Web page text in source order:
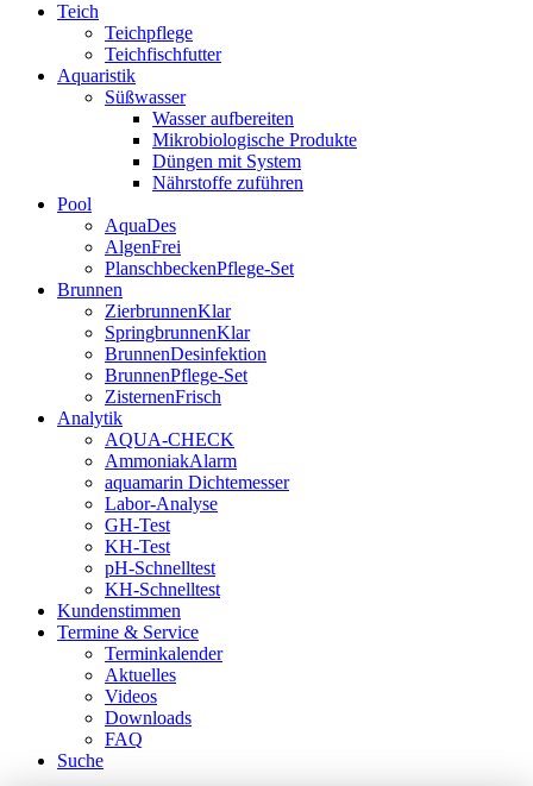
Teich
Teichpflege
Teichfischfutter
Aquaristik
Süßwasser
Wasser aufbereiten
Mikrobiologische Produkte
Düngen mit System
Nährstoffe zuführen
Pool
AquaDes
AlgenFrei
PlanschbeckenPflege-Set
Brunnen
ZierbrunnenKlar
SpringbrunnenKlar
BrunnenDesinfektion
BrunnenPflege-Set
ZisternenFrisch
Analytik
AQUA-CHECK
AmmoniakAlarm
aquamarin Dichtemesser
Labor-Analyse
GH-Test
KH-Test
pH-Schnelltest
KH-Schnelltest
Kundenstimmen
Termine & Service
Terminkalender
Aktuelles
Videos
Downloads
FAQ
Suche